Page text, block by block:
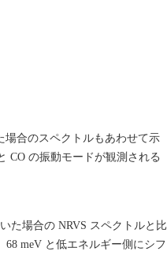
場合のスペクトルもあわせて示
CO の振動モードが観測される
た場合の NRVS スペクトルと比
meV と低エネルギー側にシフ